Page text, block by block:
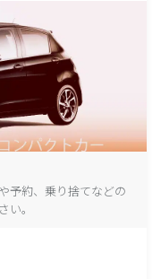
予約、乗り捨てなどの
。